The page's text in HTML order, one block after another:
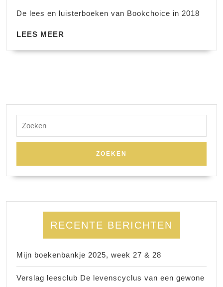
De lees en luisterboeken van Bookchoice in 2018
LEES MEER
naar:
RECENTE BERICHTEN
Mijn boekenbankje 2025, week 27 & 28
Verslag leesclub De levenscyclus van een gewone